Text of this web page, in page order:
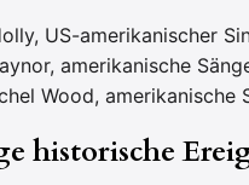
US-amerikanischer
amerikanische
Wood, amerikanische
historische